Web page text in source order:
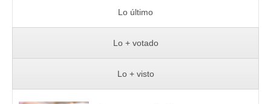
Lo último
Lo + votado
Lo + visto